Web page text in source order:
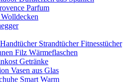
Parfum
Strandtücher Fitnesstücher
Filz Wärmeflaschen
Getränke
Vasen aus Glas
Smart Warm